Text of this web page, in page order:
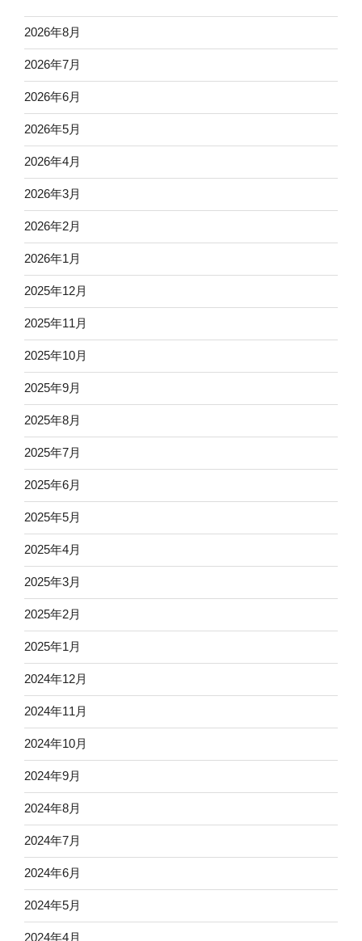
2026年8月
2026年7月
2026年6月
2026年5月
2026年4月
2026年3月
2026年2月
2026年1月
2025年12月
2025年11月
2025年10月
2025年9月
2025年8月
2025年7月
2025年6月
2025年5月
2025年4月
2025年3月
2025年2月
2025年1月
2024年12月
2024年11月
2024年10月
2024年9月
2024年8月
2024年7月
2024年6月
2024年5月
2024年4月